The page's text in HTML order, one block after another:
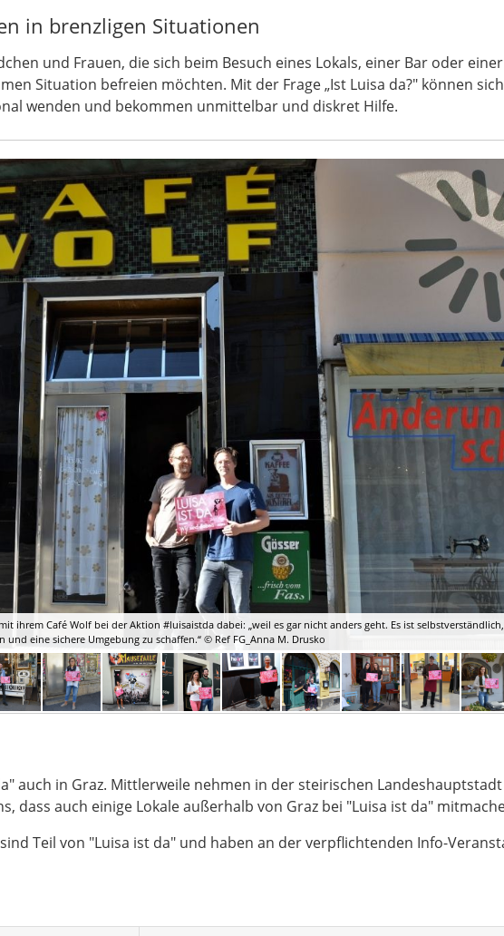
in brenzligen Situationen
und Frauen, die sich beim Besuch eines Lokals, einer Bar oder einer
Situation befreien möchten. Mit der Frage „Ist Luisa da?" können sich
wenden und bekommen unmittelbar und diskret Hilfe.
ihrem Café Wolf bei der Aktion #luisaistda dabei: „weil es gar nicht anders geht. Es ist
eine sichere Umgebung zu schaffen.“ © Ref FG_Anna M. Drusko
auch in Graz. Mittlerweile nehmen in der steirischen
dass auch einige Lokale außerhalb von Graz bei "Luisa ist da"
Teil von "Luisa ist da" und haben an der verpflichtenden Info-